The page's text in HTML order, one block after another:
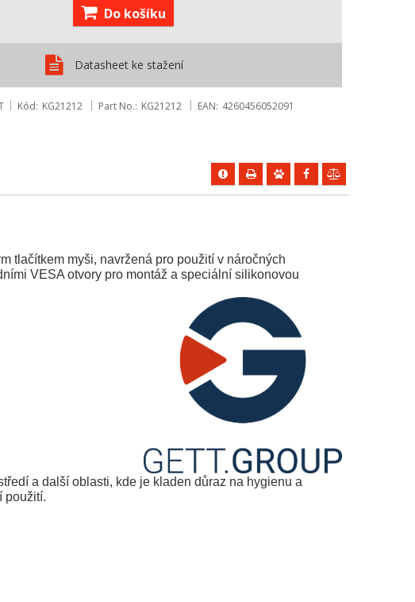
Do košíku
Datasheet ke stažení
Kód KG21212 Part No. KG21212 EAN 4260456052091
tlačítkem myši, navržená pro použití v náročných
VESA otvory pro montáž a speciální silikonovou
a další oblasti, kde je kladen důraz na hygienu a
použití.